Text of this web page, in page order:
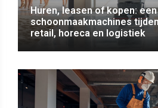
Huren, leasen of kopen:
schoonmaakmachines
retail, horeca en logistiek